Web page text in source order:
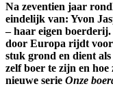
Na zeventien jaar
eindelijk van: Yvon
– haar eigen boerderij.
door Europa rijdt voor
stuk grond en dient
zelf boer te zijn en hoe
nieuwe serie Onze